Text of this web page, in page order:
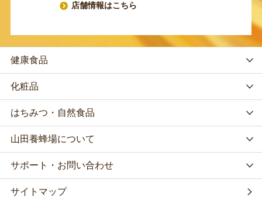
店舗情報はこちら
健康食品
化粧品
はちみつ・自然食品
山田養蜂場について
サポート・お問い合わせ
サイトマップ